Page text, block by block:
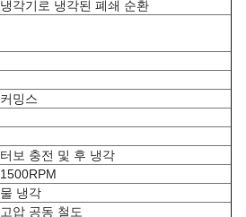
냉각기로 냉각된 폐쇄 순환
커밍스
터보 충전 및 후 냉각
1500RPM
물 냉각
고압 공동 철도